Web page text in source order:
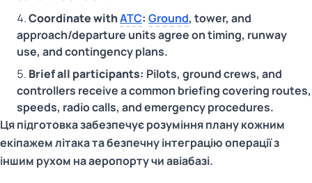
Coordinate withATC: Ground, tower, and
approach/departure units agree on timing, runway
use, and contingency plans.
Brief all participants: Pilots, ground crews, and
controllers receive a common briefing covering routes,
speeds, radio calls, and emergency procedures.
Ця підготовка забезпечує розуміння плану кожним
екіпажем літака та безпечну інтеграцію операції з
іншим рухом на аеропорту чи авіабазі.